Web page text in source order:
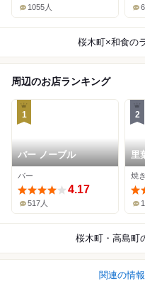
1055人
桜木町×和食の
周辺のお店ランキング
1
バー ノーブル
バー
4.17
517人
2
里
焼
桜木町・高島町
関連の情